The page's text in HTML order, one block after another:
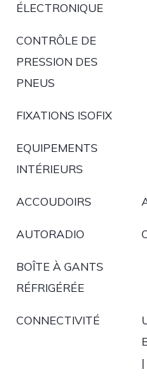
ÉLECTRONIQUE
CONTRÔLE DE
PRESSION DES
PNEUS
FIXATIONS ISOFIX
EQUIPEMENTS
INTÉRIEURS
ACCOUDOIRS
AUTORADIO
BOÎTE À GANTS
RÉFRIGÉRÉE
CONNECTIVITÉ